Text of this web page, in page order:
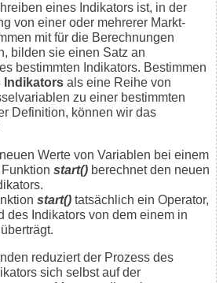
eines Indikators ist, in der
von einer oder mehrerer Markt-
mit für die Berechnungen
bilden sie einen Satz an
bestimmten Indikators. Bestimmen
Indikators als eine Reihe von
zu einer bestimmten
Definition, können wir das
Werte von Variablen bei einem
start() berechnet den neuen
start() tatsächlich ein Operator,
des Indikators von dem einem in
reduziert der Prozess des
sich selbst auf der